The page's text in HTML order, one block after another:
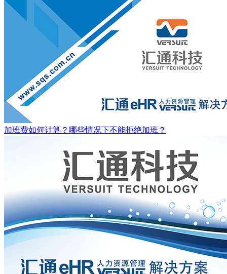
加班费如何计算？哪些情况下不能拒绝加班？